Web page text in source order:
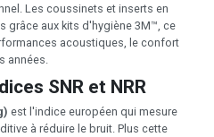
Les coussinets et inserts en
grâce aux kits d'hygiène 3M™, ce
acoustiques, le confort
années.
SNR et NRR
est l'indice européen qui mesure
à réduire le bruit. Plus cette